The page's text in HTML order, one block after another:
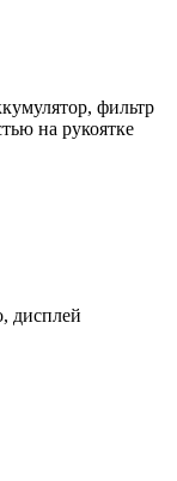
фильтр
на рукоятке
дисплей